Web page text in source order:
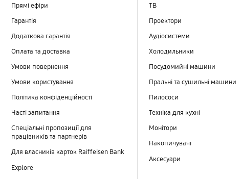
Прямі ефіри
Гарантія
Додаткова гарантія
Оплата та доставка
Умови повернення
Умови користування
Політика конфіденційності
Часті запитання
Спеціальні пропозиції для
працівників та партнерів
Для власників карток Raiffeisen Bank
Explore
TB
Проектори
Аудіосистеми
Холодильники
Посудомийні машини
Пральні та сушильні машини
Пилососи
Техніка для кухні
Монітори
Накопичувачі
Аксесуари